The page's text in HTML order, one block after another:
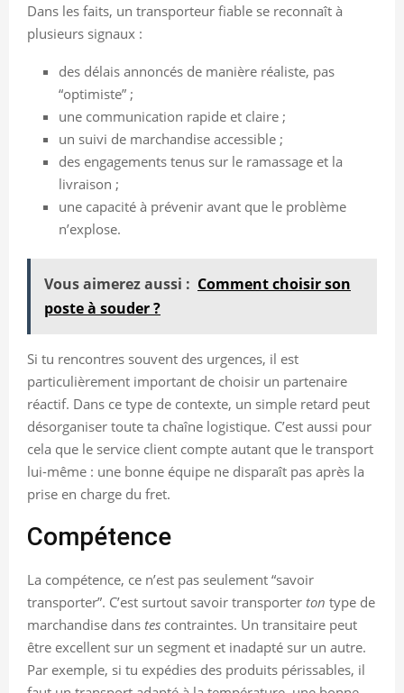
Dans les faits, un transporteur fiable se reconnaît à
plusieurs signaux :
des délais annoncés de manière réaliste, pas
“optimiste” ;
une communication rapide et claire ;
un suivi de marchandise accessible ;
des engagements tenus sur le ramassage et la
livraison ;
une capacité à prévenir avant que le problème
n’explose.
Vous aimerez aussi : Comment choisir son
poste à souder ?
Si tu rencontres souvent des urgences, il est
particulièrement important de choisir un partenaire
réactif. Dans ce type de contexte, un simple retard peut
désorganiser toute ta chaîne logistique. C’est aussi pour
cela que le service client compte autant que le transport
lui-même : une bonne équipe ne disparaît pas après la
prise en charge du fret.
Compétence
La compétence, ce n’est pas seulement “savoir
transporter”. C’est surtout savoir transporter ton type de
marchandise dans tes contraintes. Un transitaire peut
être excellent sur un segment et inadapté sur un autre.
Par exemple, si tu expédies des produits périssables, il